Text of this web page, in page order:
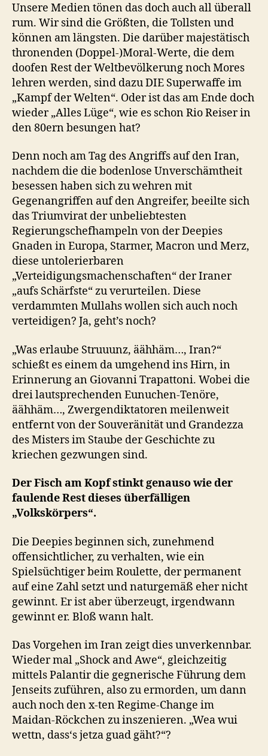
Unsere Medien tönen das doch auch all überall
rum. Wir sind die Größten, die Tollsten und
können am längsten. Die darüber majestätisch
thronenden (Doppel-)Moral-Werte, die dem
doofen Rest der Weltbevölkerung noch Mores
lehren werden, sind dazu DIE Superwaffe im
„Kampf der Welten“. Oder ist das am Ende doch
wieder „Alles Lüge“, wie es schon Rio Reiser in
den 80ern besungen hat?
Denn noch am Tag des Angriffs auf den Iran,
nachdem die die bodenlose Unverschämtheit
besessen haben sich zu wehren mit
Gegenangriffen auf den Angreifer, beeilte sich
das Triumvirat der unbeliebtesten
Regierungschefhampeln von der Deepies
Gnaden in Europa, Starmer, Macron und Merz,
diese untolerierbaren
„Verteidigungsmachenschaften“ der Iraner
„aufs Schärfste“ zu verurteilen. Diese
verdammten Mullahs wollen sich auch noch
verteidigen? Ja, geht’s noch?
„Was erlaube Struuunz, äähhäm…, Iran?“
schießt es einem da umgehend ins Hirn, in
Erinnerung an Giovanni Trapattoni. Wobei die
drei lautsprechenden Eunuchen-Tenöre,
äähhäm…, Zwergendiktatoren meilenweit
entfernt von der Souveränität und Grandezza
des Misters im Staube der Geschichte zu
kriechen gezwungen sind.
Der Fisch am Kopf stinkt genauso wie der
faulende Rest dieses überfälligen
„Volkskörpers“.
Die Deepies beginnen sich, zunehmend
offensichtlicher, zu verhalten, wie ein
Spielsüchtiger beim Roulette, der permanent
auf eine Zahl setzt und naturgemäß eher nicht
gewinnt. Er ist aber überzeugt, irgendwann
gewinnt er. Bloß wann halt.
Das Vorgehen im Iran zeigt dies unverkennbar.
Wieder mal „Shock and Awe“, gleichzeitig
mittels Palantir die gegnerische Führung dem
Jenseits zuführen, also zu ermorden, um dann
auch noch den x-ten Regime-Change im
Maidan-Röckchen zu inszenieren. „Wea wui
wettn, dass‘s jetza guad gäht?“?